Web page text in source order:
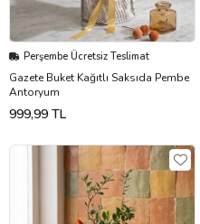
Perşembe Ücretsiz Teslimat
Gazete Buket Kağıtlı Saksıda Pembe
Antoryum
999,99 TL